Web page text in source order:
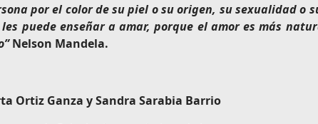
por el color de su piel o su origen, su sexualidad o
puede enseñar a amar, porque el amor es más
Nelson Mandela.
Ortiz Ganza y Sandra Sarabia Barrio